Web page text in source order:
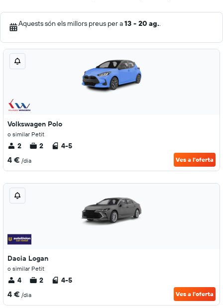
Aquests són els millors preus per a13 - 20 ag..
Volkswagen Polo
o similar Petit
2 2 4-5
4 € /dia Ves a l'oferta
Dacia Logan
o similar Petit
4 2 4-5
4 € /dia Ves a l'oferta